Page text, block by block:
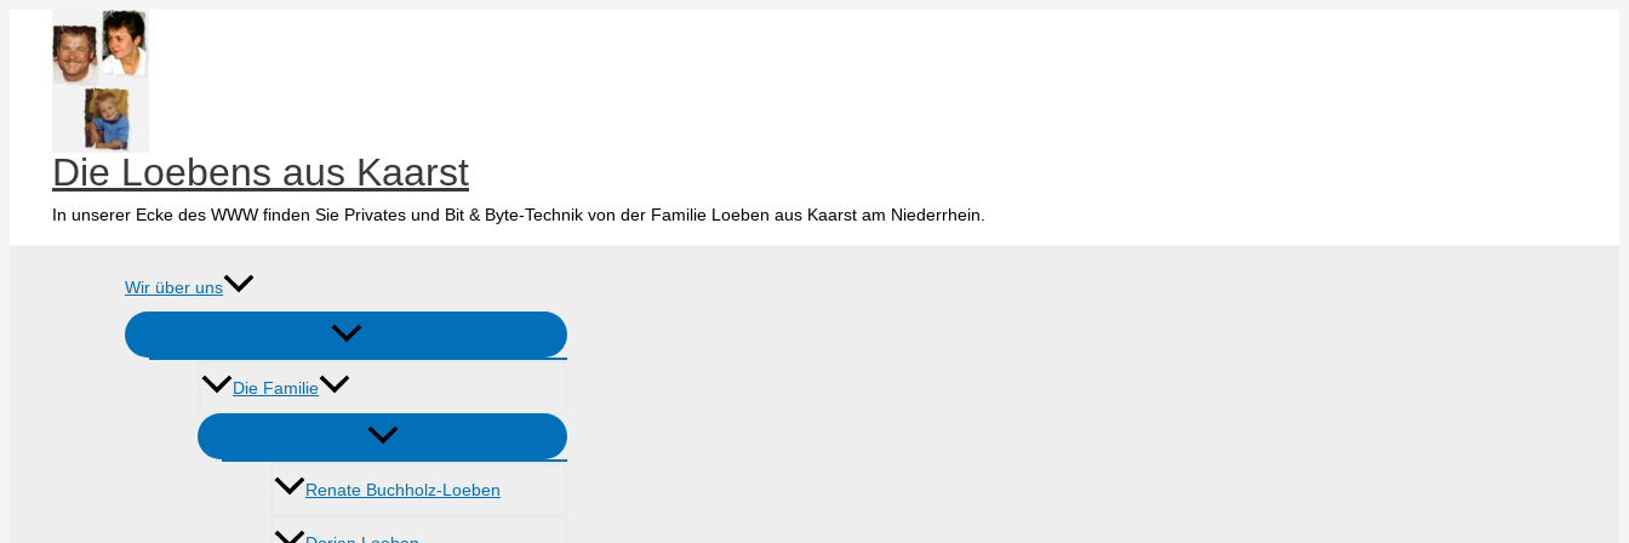
springen
Die Loebens aus Kaarst
In unserer Ecke des WWW finden Sie Privates und Bit & Byte-Technik von der Familie Loeben aus Kaarst am Niederrhein.
Wir über uns
Die Familie
Renate Buchholz-Loeben